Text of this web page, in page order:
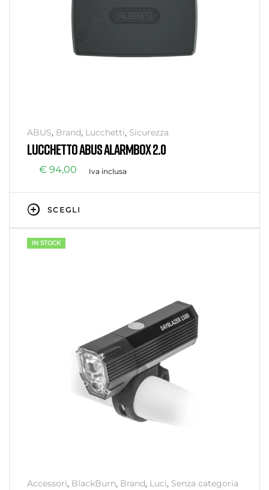
ABUS, Brand, Lucchetti, Sicurezza
LUCCHETTO ABUS ALARMBOX 2.0
€ 94,00 Iva inclusa
SCEGLI
IN STOCK
Accessori, BlackBurn, Brand, Luci, Senza categoria